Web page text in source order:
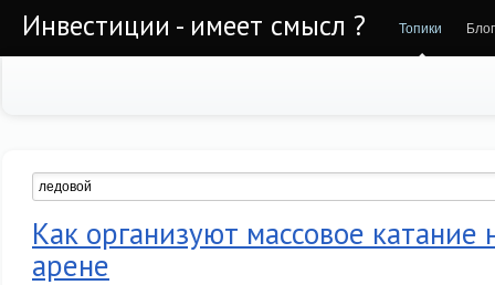
Инвестиции - имеет смысл ? Топики
Как организуют массовое катание
арене